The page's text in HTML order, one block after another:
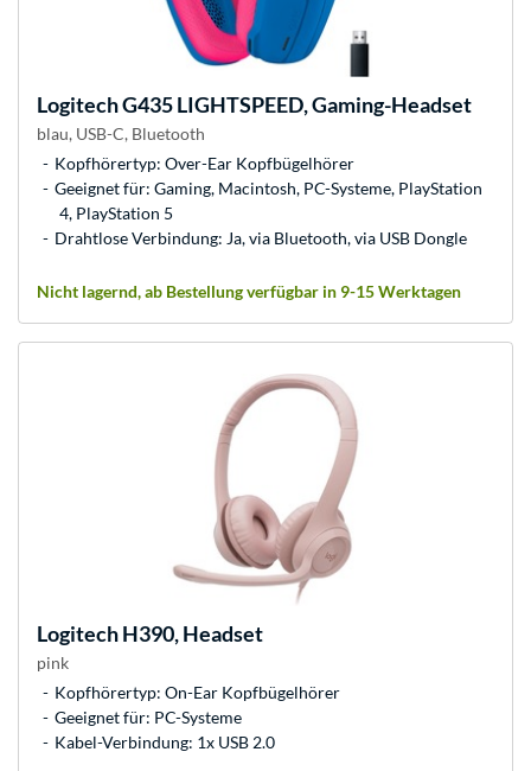
LogitechG435 LIGHTSPEED, Gaming-Headset
blau, USB-C, Bluetooth
Kopfhörertyp: Over-Ear Kopfbügelhörer
Geeignet für: Gaming, Macintosh, PC-Systeme, PlayStation
4, PlayStation 5
Drahtlose Verbindung: Ja, via Bluetooth, via USB Dongle
Nicht lagernd, ab Bestellung verfügbar in 9-15 Werktagen
LogitechH390, Headset
pink
Kopfhörertyp: On-Ear Kopfbügelhörer
Geeignet für: PC-Systeme
Kabel-Verbindung: 1x USB 2.0